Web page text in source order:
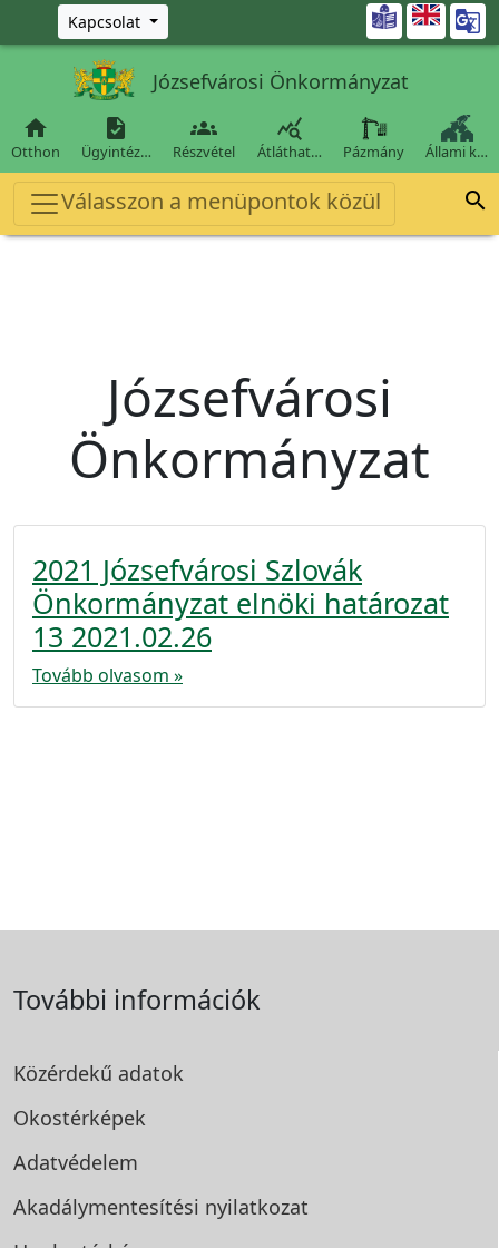
Ugrás a fő tartalomra
Kapcsolat 
Józsefvárosi Önkormányzat

Otthon

Ügyintéz…

Részvétel

Átláthat… Pázmány Állami k…
Válasszon a menüpontok közül 
Józsefvárosi
Önkormányzat
2021 Józsefvárosi Szlovák
Önkormányzat elnöki határozat
13 2021.02.26
Tovább olvasom »
További információk
Közérdekű adatok
Okostérképek
Adatvédelem
Akadálymentesítési nyilatkozat